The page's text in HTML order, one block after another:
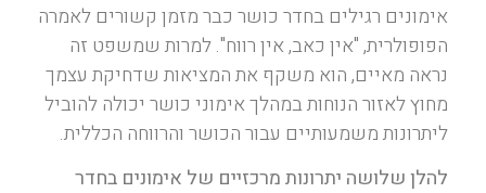
אימונים רגילים בחדר כושר כבר מזמן קשורים לאמרה
הפופולרית, "אין כאב, אין רווח". למרות שמשפט זה
נראה מאיים, הוא משקף את המציאות שדחיקת עצמך
מחוץ לאזור הנוחות במהלך אימוני כושר יכולה להוביל
ליתרונות משמעותיים עבור הכושר והרווחה הכללית.
להלן שלושה יתרונות מרכזיים של אימונים בחדר